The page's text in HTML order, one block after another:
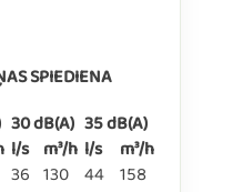
SPIEDIENA
30 dB(A) 35 dB(A)
l/s m³/hl/s m³/h
36 130 44 158